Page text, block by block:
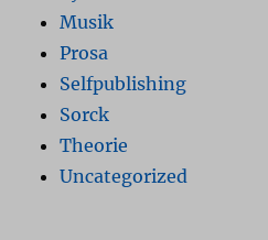
Musik
Prosa
Selfpublishing
Sorck
Theorie
Uncategorized